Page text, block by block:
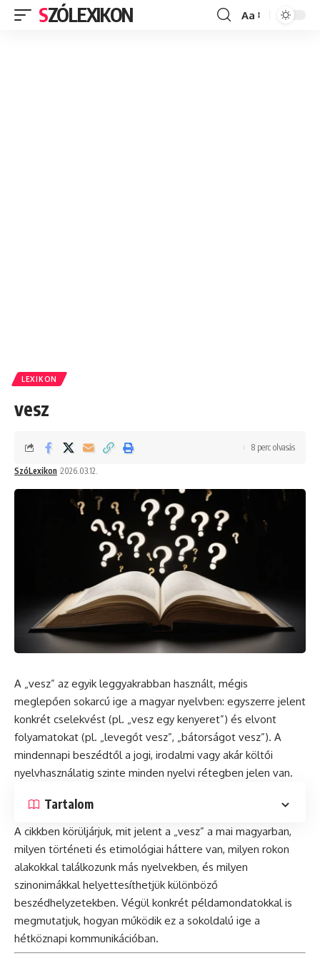
SZÓLEXIKON
Font
Aa
LEXIKON
vesz
SzóLexikon 2026.03.12.
8 perc olvasás
A „vesz” az egyik leggyakrabban használt, mégis
meglepően sokarcú ige a magyar nyelvben: egyszerre jelent
konkrét cselekvést (pl. „vesz egy kenyeret”) és elvont
folyamatokat (pl. „levegőt vesz”, „bátorságot vesz”). A
mindennapi beszédtől a jogi, irodalmi vagy akár költői
nyelvhasználatig szinte minden nyelvi rétegben jelen van.
Tartalom
A cikkben körüljárjuk, mit jelent a „vesz” a mai magyarban,
milyen történeti és etimológiai háttere van, milyen rokon
alakokkal találkozunk más nyelvekben, és milyen
szinonimákkal helyettesíthetjük különböző
beszédhelyzetekben. Végül konkrét példamondatokkal is
megmutatjuk, hogyan működik ez a sokoldalú ige a
hétköznapi kommunikációban.